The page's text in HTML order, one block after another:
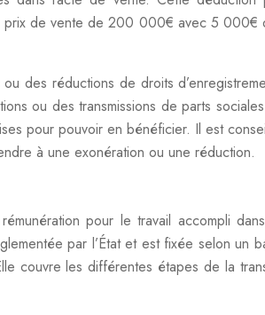
prix de vente de 200 000€ avec 5 000€
des réductions de droits
ou des transmissions de parts
pour pouvoir en bénéficier. Il est
à une exonération ou une réduction.
pour le travail accompli
par l’État et est fixée selon un
couvre les différentes étapes de la